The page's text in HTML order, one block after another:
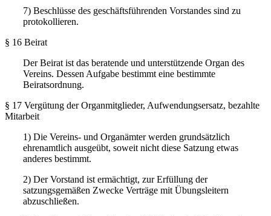
7) Beschlüsse des geschäftsführenden Vorstandes sind zu
protokollieren.
§ 16 Beirat
Der Beirat ist das beratende und unterstützende Organ des
Vereins. Dessen Aufgabe bestimmt eine bestimmte
Beiratsordnung.
§ 17 Vergütung der Organmitglieder, Aufwendungsersatz, bezahlte
Mitarbeit
1) Die Vereins- und Organämter werden grundsätzlich
ehrenamtlich ausgeübt, soweit nicht diese Satzung etwas
anderes bestimmt.
2) Der Vorstand ist ermächtigt, zur Erfüllung der
satzungsgemäßen Zwecke Verträge mit Übungsleitern
abzuschließen.